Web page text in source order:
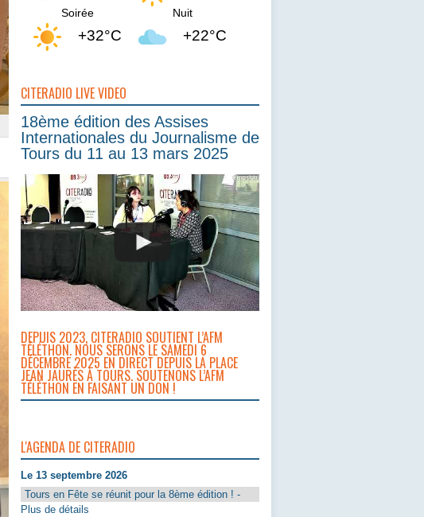
Soirée
+32°C
Nuit
+22°C
CITERADIO LIVE VIDEO
18ème édition des Assises
Internationales du Journalisme de
Tours du 11 au 13 mars 2025
DEPUIS 2023, CITERADIO SOUTIENT L’AFM
TÉLÉTHON. NOUS SERONS LE SAMEDI 6
DÉCEMBRE 2025 EN DIRECT DEPUIS LA PLACE
JEAN JAURÈS À TOURS. SOUTENONS L’AFM
TÉLÉTHON EN FAISANT UN DON !
L'AGENDA DE CITERADIO
Le 13 septembre 2026
Tours en Fête se réunit pour la 8ème édition ! -
Plus de détails